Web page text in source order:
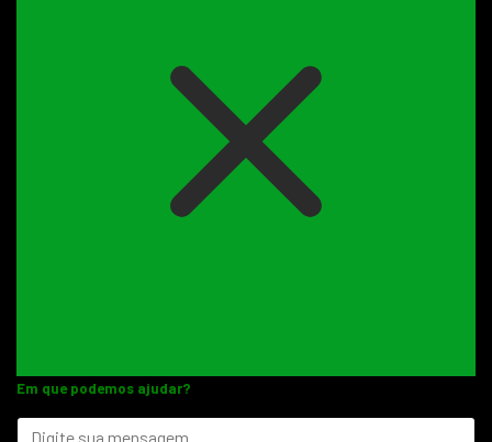
Em que podemos ajudar?